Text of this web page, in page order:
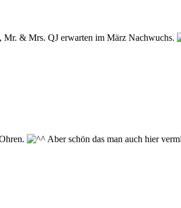
Mr. & Mrs. QJ erwarten im März Nachwuchs.
Aber schön das man auch hier